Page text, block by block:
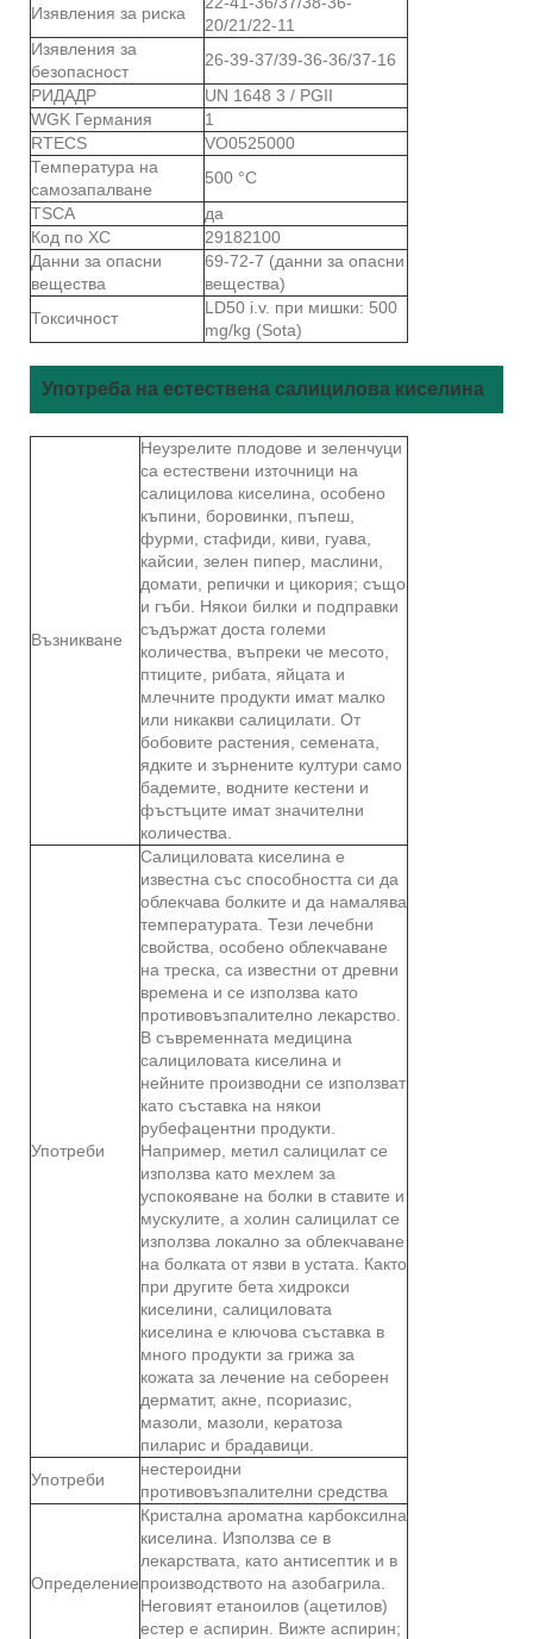
Изявления за риска
20/21/22-11
Изявления за
безопасност
26-39-37/39-36-36/37-16
РИДАДР
UN 1648 3 / PGII
WGK Германия
1
RTECS
VO0525000
Температура на
самозапалване
500 °C
TSCA
да
Код по ХС
29182100
Данни за опасни
вещества
69-72-7 (данни за опасни
вещества)
Токсичност
LD50 i.v. при мишки: 500
mg/kg (Sota)
Употреба на естествена салицилова киселина
Възникване
Неузрелите плодове и зеленчуци
са естествени източници на
салицилова киселина, особено
къпини, боровинки, пъпеш,
фурми, стафиди, киви, гуава,
кайсии, зелен пипер, маслини,
домати, репички и цикория; също
и гъби. Някои билки и подправки
съдържат доста големи
количества, въпреки че месото,
птиците, рибата, яйцата и
млечните продукти имат малко
или никакви салицилати. От
бобовите растения, семената,
ядките и зърнените култури само
бадемите, водните кестени и
фъстъците имат значителни
количества.
Употреби
Салициловата киселина е
известна със способността си да
облекчава болките и да намалява
температурата. Тези лечебни
свойства, особено облекчаване
на треска, са известни от древни
времена и се използва като
противовъзпалително лекарство.
В съвременната медицина
салициловата киселина и
нейните производни се използват
като съставка на някои
рубефацентни продукти.
Например, метил салицилат се
използва като мехлем за
успокояване на болки в ставите и
мускулите, а холин салицилат се
използва локално за облекчаване
на болката от язви в устата. Както
при другите бета хидрокси
киселини, салициловата
киселина е ключова съставка в
много продукти за грижа за
кожата за лечение на себореен
дерматит, акне, псориазис,
мазоли, мазоли, кератоза
пиларис и брадавици.
Употреби
нестероидни
противовъзпалителни средства
Определение
Кристална ароматна карбоксилна
киселина. Използва се в
лекарствата, като антисептик и в
производството на азобагрила.
Неговият етаноилов (ацетилов)
естер е аспирин. Вижте аспирин;